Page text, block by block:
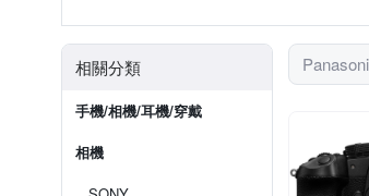
相關分類
手機/相機/耳機/穿戴
相機